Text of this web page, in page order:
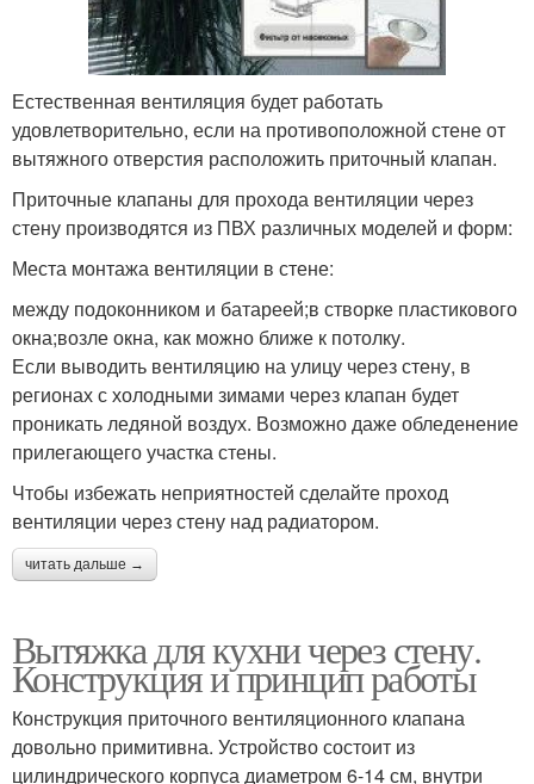
Естественная вентиляция будет работать
удовлетворительно, если на противоположной стене от
вытяжного отверстия расположить приточный клапан.
Приточные клапаны для прохода вентиляции через
стену производятся из ПВХ различных моделей и форм:
Места монтажа вентиляции в стене:
между подоконником и батареей;в створке пластикового
окна;возле окна, как можно ближе к потолку.
Если выводить вентиляцию на улицу через стену, в
регионах с холодными зимами через клапан будет
проникать ледяной воздух. Возможно даже обледенение
прилегающего участка стены.
Чтобы избежать неприятностей сделайте проход
вентиляции через стену над радиатором.
читать дальше →
Вытяжка для кухни через стену.
Конструкция и принцип работы
Конструкция приточного вентиляционного клапана
довольно примитивна. Устройство состоит из
цилиндрического корпуса диаметром 6-14 см, внутри